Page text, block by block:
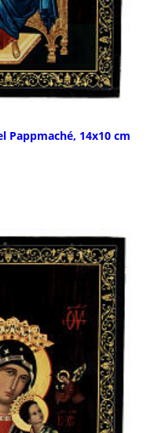
Pappmaché, 14x10 cm